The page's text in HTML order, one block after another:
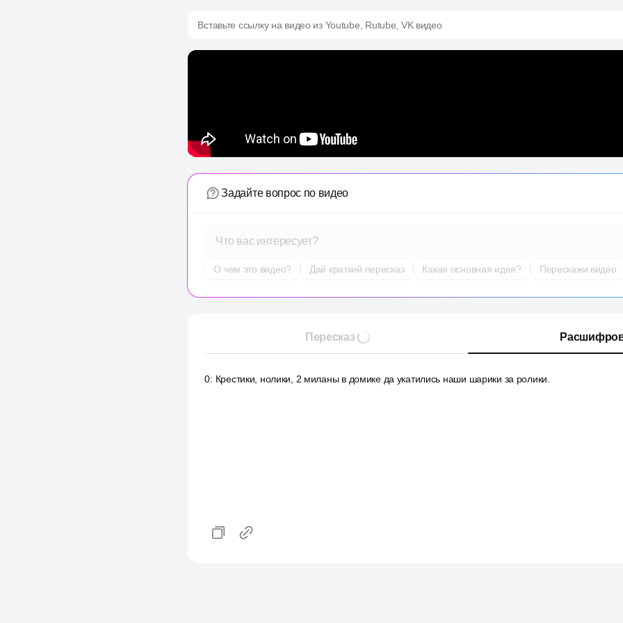
Вставьте ссылку на видео из Youtube, Rutube, VK видео
Задайте вопрос по видео
Что вас интересует?
О чем это видео? Дай краткий пересказ Какая основная идея? Перескажи видео
Пересказ
0: Крестики, нолики, 2 миланы в домике да укатились наши шарики за ролики.